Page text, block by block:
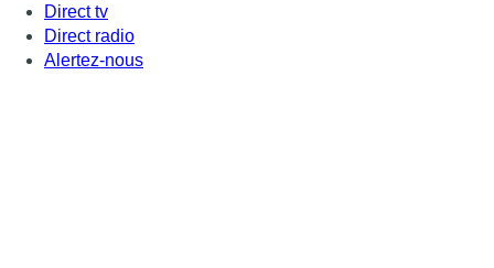
Direct tv
Direct radio
Alertez-nous